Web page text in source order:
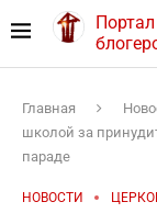
Главная
школой за
параде
НОВОСТИ